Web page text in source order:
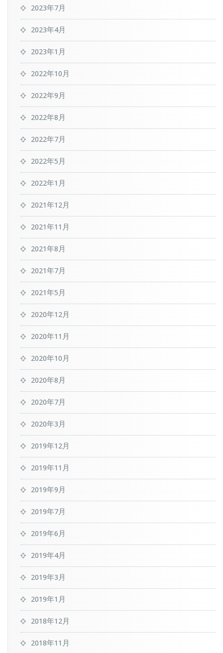
2023年7月
2023年4月
2023年1月
2022年10月
2022年9月
2022年8月
2022年7月
2022年5月
2022年1月
2021年12月
2021年11月
2021年8月
2021年7月
2021年5月
2020年12月
2020年11月
2020年10月
2020年8月
2020年7月
2020年3月
2019年12月
2019年11月
2019年9月
2019年7月
2019年6月
2019年4月
2019年3月
2019年1月
2018年12月
2018年11月